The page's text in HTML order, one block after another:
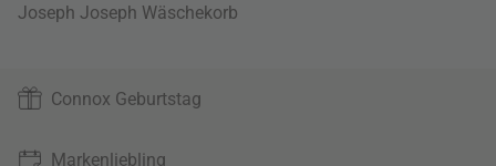
Joseph Joseph Wäschekorb
Connox Geburtstag
Markenliebling